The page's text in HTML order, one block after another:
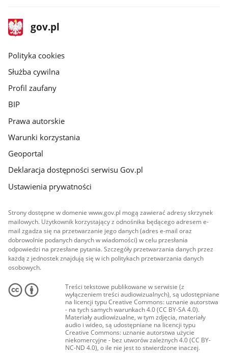
stopka
gov.pl
Strona
gov.pl
gov.pl
Polityka cookies
Służba cywilna
Profil zaufany
BIP
Prawa autorskie
Warunki korzystania
Geoportal
Deklaracja dostępności serwisu Gov.pl
Ustawienia prywatności
Strony dostępne w domenie www.gov.pl mogą zawierać adresy skrzynek
mailowych. Użytkownik korzystający z odnośnika będącego adresem e-
mail zgadza się na przetwarzanie jego danych (adres e-mail oraz
dobrowolnie podanych danych w wiadomości) w celu przesłania
odpowiedzi na przesłane pytania. Szczegóły przetwarzania danych przez
każdą z jednostek znajdują się w ich politykach przetwarzania danych
osobowych.
Treści tekstowe publikowane w serwisie (z
wyłączeniem treści audiowizualnych), są udostępniane
na licencji typu Creative Commons: uznanie autorstwa
- na tych samych warunkach 4.0 (CC BY-SA 4.0).
Materiały audiowizualne, w tym zdjęcia, materiały
audio i wideo, są udostępniane na licencji typu
Creative Commons: uznanie autorstwa użycie
niekomercyjne - bez utworów zależnych 4.0 (CC BY-
NC-ND 4.0), o ile nie jest to stwierdzone inaczej.